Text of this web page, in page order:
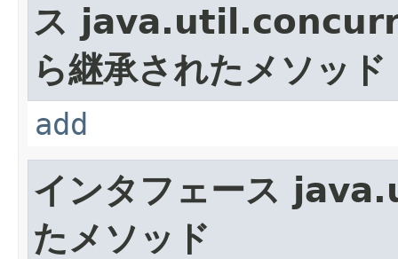
ス
ら継承されたメソッド
add
インタフェース
たメソッド